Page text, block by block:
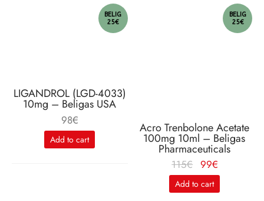
BELIG
25€
LIGANDROL (LGD-4033)
10mg – Beligas USA
98€
Add to cart
BELIG
25€
Acro Trenbolone Acetate
100mg 10ml – Beligas
Pharmaceuticals
115€
Le
prix
initial
99€
actuel
Add to cart